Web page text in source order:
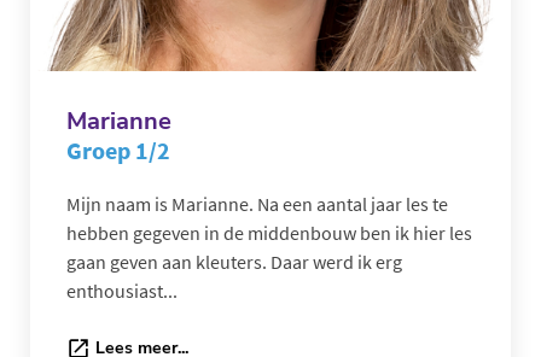
Marianne
Groep 1/2
Mijn naam is Marianne. Na een aantal jaar les te
hebben gegeven in de middenbouw ben ik hier les
gaan geven aan kleuters. Daar werd ik erg
enthousiast...
Lees meer...